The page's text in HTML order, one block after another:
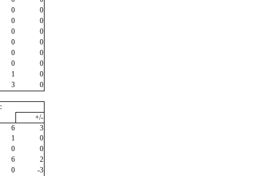
0
0
0
0
0
0
0
0
0
0
0
0
1
0
3
0
+/-
6
3
1
0
0
0
6
2
0
-3